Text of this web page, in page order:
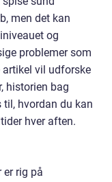
men det kan
og
problemer som
artikel vil udforske
historien bag
hvordan du kan
hver aften.
er rig på